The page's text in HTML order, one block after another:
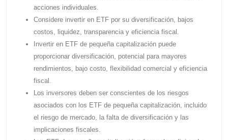
acciones individuales.
Considere invertir en ETF por su diversificación, bajos
costos, liquidez, transparencia y eficiencia fiscal.
Invertir en ETF de pequeña capitalización puede
proporcionar diversificación, potencial para mayores
rendimientos, bajo costo, flexibilidad comercial y eficiencia
fiscal.
Los inversores deben ser conscientes de los riesgos
asociados con los ETF de pequeña capitalización, incluido
el riesgo de mercado, la falta de diversificación y las
implicaciones fiscales.